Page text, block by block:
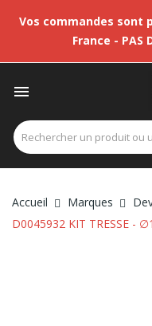
Vos commandes sont
France - PAS

Accueil Marques
D0045932 KIT TRESSE -